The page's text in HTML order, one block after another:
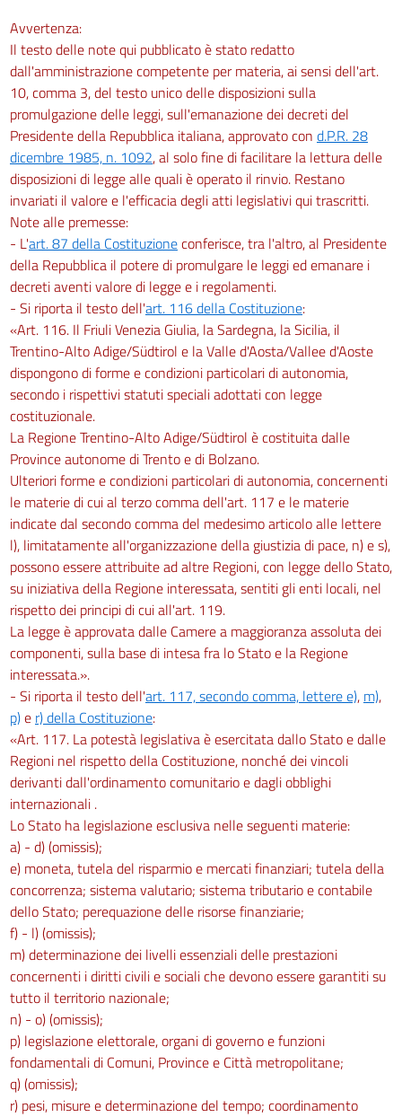
Avvertenza:
Il testo delle note qui pubblicato è stato redatto
dall'amministrazione competente per materia, ai sensi dell'art.
10, comma 3, del testo unico delle disposizioni sulla
promulgazione delle leggi, sull'emanazione dei decreti del
Presidente della Repubblica italiana, approvato con d.P.R. 28
dicembre 1985, n. 1092, al solo fine di facilitare la lettura delle
disposizioni di legge alle quali è operato il rinvio. Restano
invariati il valore e l'efficacia degli atti legislativi qui trascritti.
Note alle premesse:
- L'art. 87 della Costituzioneconferisce, tra l'altro, al Presidente
della Repubblica il potere di promulgare le leggi ed emanare i
decreti aventi valore di legge e i regolamenti.
- Si riporta il testo dell'art. 116 della Costituzione:
«Art. 116. Il Friuli Venezia Giulia, la Sardegna, la Sicilia, il
Trentino-Alto Adige/Südtirol e la Valle d'Aosta/Vallee d'Aoste
dispongono di forme e condizioni particolari di autonomia,
secondo i rispettivi statuti speciali adottati con legge
costituzionale.
La Regione Trentino-Alto Adige/Südtirol è costituita dalle
Province autonome di Trento e di Bolzano.
Ulteriori forme e condizioni particolari di autonomia, concernenti
le materie di cui al terzo comma dell'art. 117 e le materie
indicate dal secondo comma del medesimo articolo alle lettere
l), limitatamente all'organizzazione della giustizia di pace, n) e s),
possono essere attribuite ad altre Regioni, con legge dello Stato,
su iniziativa della Regione interessata, sentiti gli enti locali, nel
rispetto dei principi di cui all'art. 119.
La legge è approvata dalle Camere a maggioranza assoluta dei
componenti, sulla base di intesa fra lo Stato e la Regione
interessata.».
- Si riporta il testo dell'art. 117, secondo comma, lettere e), m),
p)e r) della Costituzione:
«Art. 117. La potestà legislativa è esercitata dallo Stato e dalle
Regioni nel rispetto della Costituzione, nonché dei vincoli
derivanti dall'ordinamento comunitario e dagli obblighi
internazionali .
Lo Stato ha legislazione esclusiva nelle seguenti materie:
a) - d) (omissis);
e) moneta, tutela del risparmio e mercati finanziari; tutela della
concorrenza; sistema valutario; sistema tributario e contabile
dello Stato; perequazione delle risorse finanziarie;
f) - l) (omissis);
m) determinazione dei livelli essenziali delle prestazioni
concernenti i diritti civili e sociali che devono essere garantiti su
tutto il territorio nazionale;
n) - o) (omissis);
p) legislazione elettorale, organi di governo e funzioni
fondamentali di Comuni, Province e Città metropolitane;
q) (omissis);
r) pesi, misure e determinazione del tempo; coordinamento